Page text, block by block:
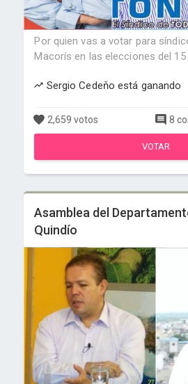
Por quien vas a votar para
Macorís en las elecciones del
Sergio Cedeňo está ganando
2,659 votos 8
VOTAR
Asamblea del
Quindío